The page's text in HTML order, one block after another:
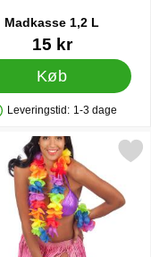
Madkasse 1,2 L
15 kr
Køb
På lager
Leveringstid: 1-3 dage
som favorit
Markér hawaii